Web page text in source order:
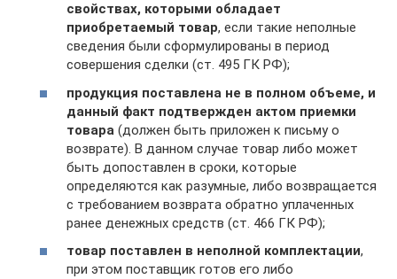
свойствах, которыми обладает
приобретаемый товар, если такие неполные
сведения были сформулированы в период
совершения сделки (ст. 495 ГК РФ);
продукция поставлена не в полном объеме, и
данный факт подтвержден актом приемки
товара (должен быть приложен к письму о
возврате). В данном случае товар либо может
быть допоставлен в сроки, которые
определяются как разумные, либо возвращается
с требованием возврата обратно уплаченных
ранее денежных средств (ст. 466 ГК РФ);
товар поставлен в неполной комплектации,
при этом поставщик готов его либо